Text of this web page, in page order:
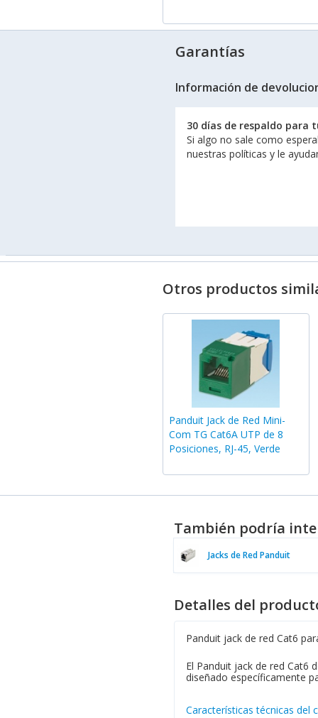
Garantías
Información de
30 días de respaldo para
Si algo no sale como
nuestras políticas y le
Otros productos
Panduit Jack de Red Mini-
Com TG Cat6A UTP de 8
Posiciones, RJ-45, Verde
También podría
Jacks de Red Panduit
Detalles del
Panduit jack de red Cat6
El Panduit jack de red Cat6
diseñado específicamente
Características técnicas del